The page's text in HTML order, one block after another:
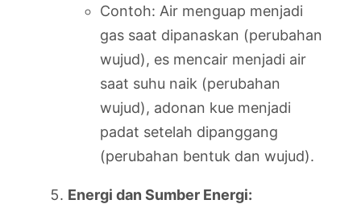
Contoh: Air menguap menjadi
gas saat dipanaskan (perubahan
wujud), es mencair menjadi air
saat suhu naik (perubahan
wujud), adonan kue menjadi
padat setelah dipanggang
(perubahan bentuk dan wujud).
Energi dan Sumber Energi: